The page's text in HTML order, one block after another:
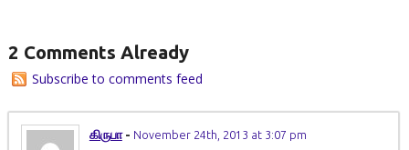
2 Comments Already
Subscribe to comments feed
கிருபா - November 24th, 2013 at 3:07 pm